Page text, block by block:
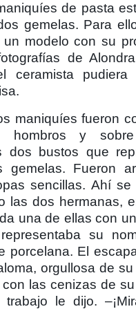
de pasta
gemelas. Para
modelo con su
de
ceramista pudiera
maniquíes fueron
hombros y
dos bustos que
gemelas. Fueron
sencillas. Ahí
las dos hermanas,
una de ellas con
su
porcelana. El
orgullosa de
las cenizas de
trabajo le dijo.